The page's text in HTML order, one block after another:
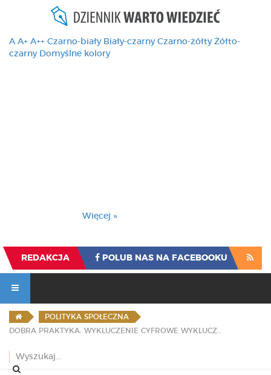
A A+ A++ Czarno-biały Biały-czarny Czarno-żółty Żółto-
czarny Domyślne kolory
Więcej »
REDAKCJA POLUB NAS NA FACEBOOKU
POLITYKA SPOŁECZNA